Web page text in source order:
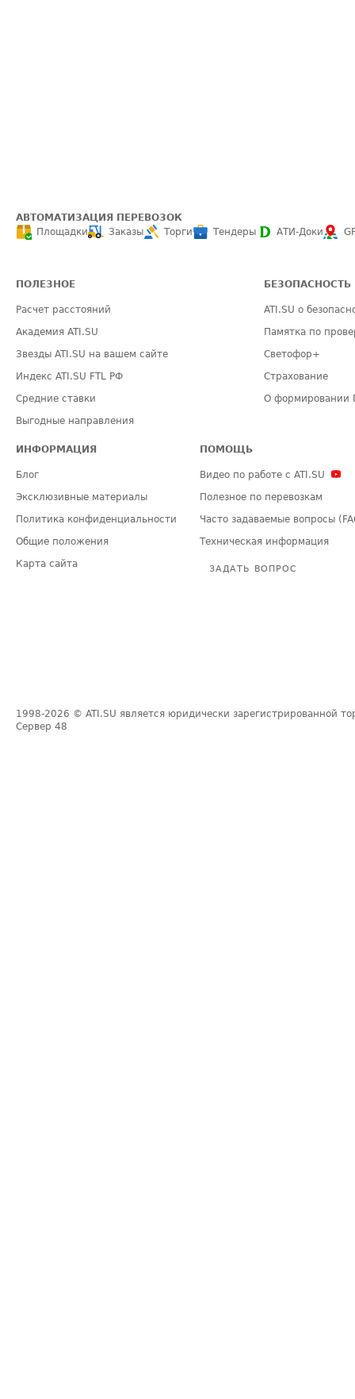
АВТОМАТИЗАЦИЯ ПЕРЕВОЗОК
Площадки
Заказы Торги Тендеры АТИ-Доки
ПОЛЕЗНОЕ
Расчет расстояний
Академия ATI.SU
Звезды ATI.SU на вашем сайте
Индекс ATI.SU FTL РФ
Средние ставки
Выгодные направления
БЕЗОПАСНОСТЬ
ATI.SU о
Памятка по
Светофор+
Страхование
О формировании
ИНФОРМАЦИЯ
Блог
Эксклюзивные материалы
Политика конфиденциальности
Общие положения
Карта сайта
ПОМОЩЬ
Видео по работе с ATI.SU
Полезное по перевозкам
Часто задаваемые вопросы
Техническая информация
ЗАДАТЬ ВОПРОС
1998-2026 © ATI.SU является юридически зарегистрированной
Сервер 48